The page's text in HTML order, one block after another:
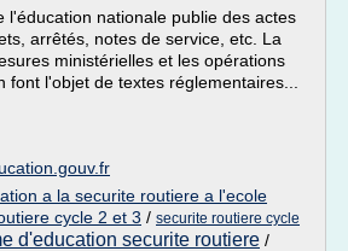
l'éducation nationale publie des actes
arrêtés, notes de service, etc. La
ministérielles et les opérations
font l'objet de textes réglementaires...
a la securite routiere a l'ecole
cycle 2 et 3 / securite routiere cycle
d'education securite routiere /